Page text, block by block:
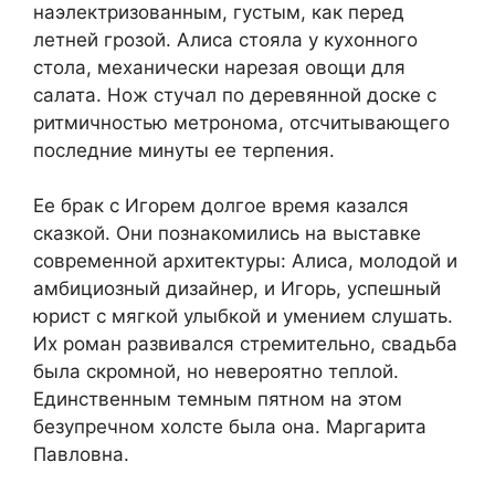
наэлектризованным, густым, как перед
летней грозой. Алиса стояла у кухонного
стола, механически нарезая овощи для
салата. Нож стучал по деревянной доске с
ритмичностью метронома, отсчитывающего
последние минуты ее терпения.
Ее брак с Игорем долгое время казался
сказкой. Они познакомились на выставке
современной архитектуры: Алиса, молодой и
амбициозный дизайнер, и Игорь, успешный
юрист с мягкой улыбкой и умением слушать.
Их роман развивался стремительно, свадьба
была скромной, но невероятно теплой.
Единственным темным пятном на этом
безупречном холсте была она. Маргарита
Павловна.